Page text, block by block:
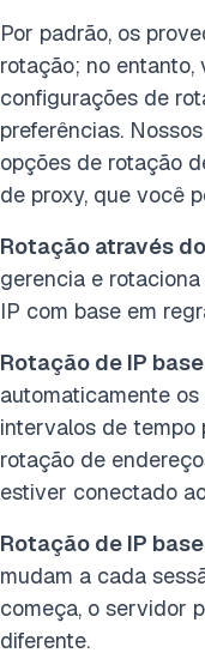
Por padrão, os
rotação; no
configurações de
preferências.
opções de rotação
de proxy, que você
Rotação através
gerencia e
IP com base em
Rotação de IP
automaticamente
intervalos de tempo
rotação de
estiver conectado
Rotação de IP
mudam a cada
começa, o servidor
diferente.